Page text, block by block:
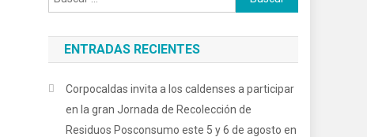
ENTRADAS RECIENTES
Corpocaldas invita a los caldenses a participar
en la gran Jornada de Recolección de
Residuos Posconsumo este 5 y 6 de agosto en